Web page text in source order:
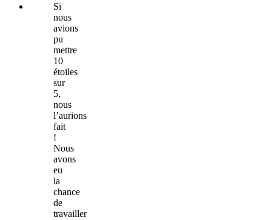
Si
nous
avions
pu
mettre
10
étoiles
sur
5,
nous
l’aurions
fait
!
Nous
avons
eu
la
chance
de
travailler